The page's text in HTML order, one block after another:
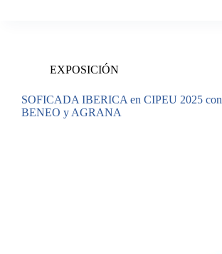
EXPOSICIÓN
SOFICADA IBERICA en CIPEU 2025 con
BENEO y AGRANA